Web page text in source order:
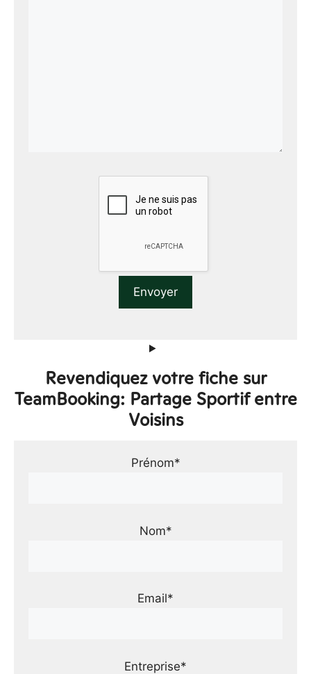
Revendiquez votre fiche sur
TeamBooking: Partage Sportif entre
Voisins
Prénom*
Nom*
Email*
Entreprise*